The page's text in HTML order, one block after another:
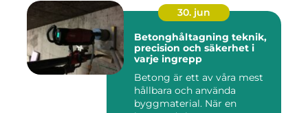
30. jun
Betonghåltagning teknik,
precision och säkerhet i
varje ingrepp
Betong är ett av våra mest
hållbara och använda
byggmaterial. När en